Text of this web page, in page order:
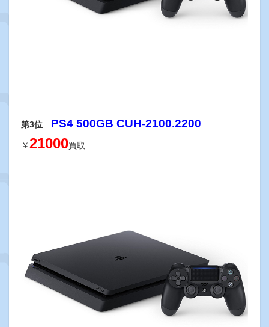
第3位 PS4 500GB CUH-2100.2200
￥21000買取